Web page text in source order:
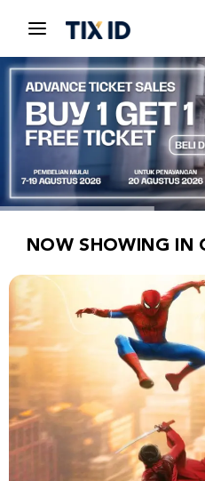
NOW SHOWING IN